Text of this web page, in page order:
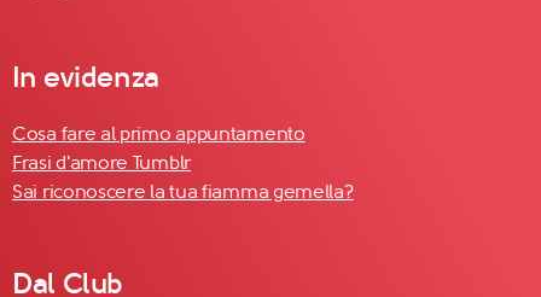
In evidenza
Cosa fare al primo appuntamento
Frasi d'amore Tumblr
Sai riconoscere la tua fiamma gemella?
Dal Club